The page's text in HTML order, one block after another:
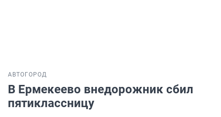
АВТО ГОРОД
В Ермекеево внедорожник сбил
пятиклассницу